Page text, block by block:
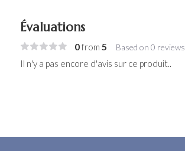
Évaluations
0from 5 Based on 0 reviews
Il n'y a pas encore d'avis sur ce produit..